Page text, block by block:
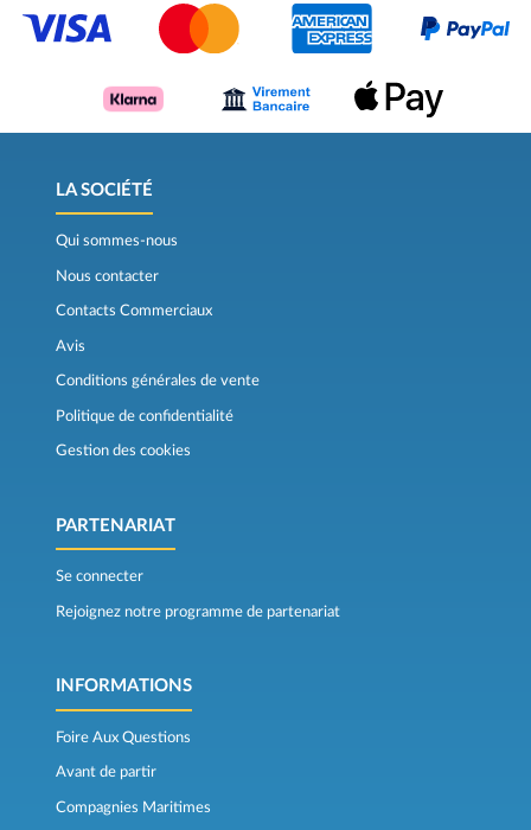
LA SOCIÉTÉ
Qui sommes-nous
Nous contacter
Contacts Commerciaux
Avis
Conditions générales de vente
Politique de confidentialité
Gestion des cookies
PARTENARIAT
Se connecter
Rejoignez notre programme de partenariat
INFORMATIONS
Foire Aux Questions
Avant de partir
Compagnies Maritimes